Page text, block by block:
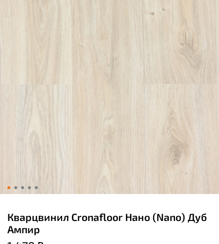
Кварцвинил Cronafloor Нано (Nano) Дуб
Ампир